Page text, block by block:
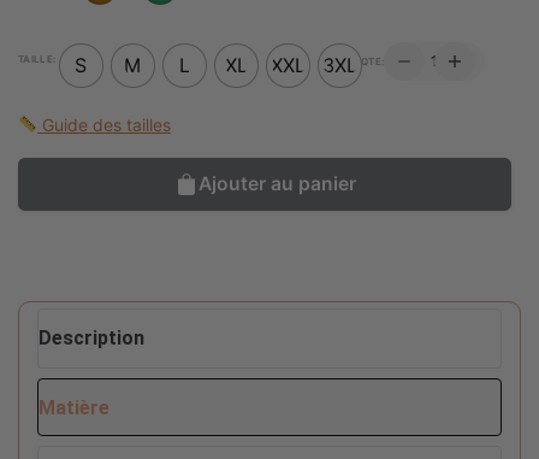
QTE:
TAILLE: S M L XL XXL 3XL
Guide des tailles
Ajouter au panier
Matière
Description